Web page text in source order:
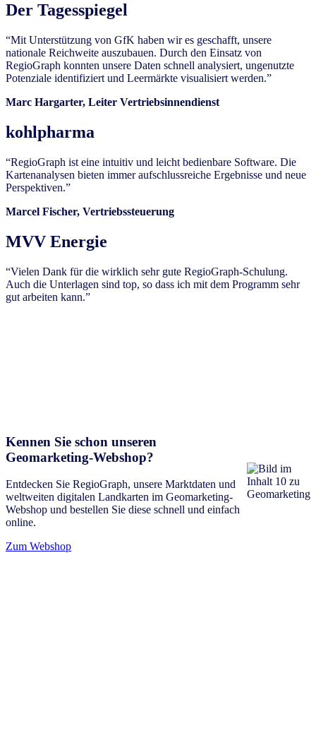
Der Tagesspiegel
“Mit Unterstützung von GfK haben wir es geschafft, unsere
nationale Reichweite auszubauen. Durch den Einsatz von
RegioGraph konnten unsere Daten schnell analysiert, ungenutzte
Potenziale identifiziert und Leermärkte visualisiert werden.”
Marc Hargarter, Leiter Vertriebsinnendienst
kohlpharma
“RegioGraph ist eine intuitiv und leicht bedienbare Software. Die
Kartenanalysen bieten immer aufschlussreiche Ergebnisse und neue
Perspektiven.”
Marcel Fischer, Vertriebssteuerung
MVV Energie
“Vielen Dank für die wirklich sehr gute RegioGraph-Schulung.
Auch die Unterlagen sind top, so dass ich mit dem Programm sehr
gut arbeiten kann.”
Kennen Sie schon unseren
Geomarketing-Webshop?
Entdecken Sie RegioGraph, unsere Marktdaten und
weltweiten digitalen Landkarten im Geomarketing-
Webshop und bestellen Sie diese schnell und einfach
online.
Zum Webshop